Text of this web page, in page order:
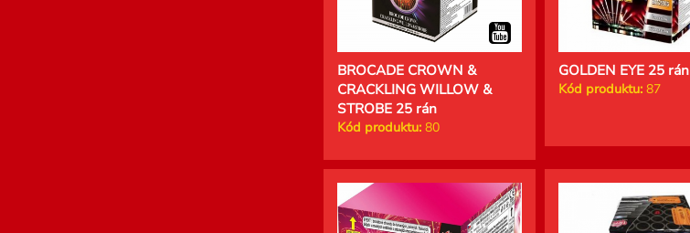
BROCADE CROWN &
CRACKLING WILLOW &
STROBE 25 rán
Kód produktu:80
GOLDEN EYE 25 rán
Kód produktu: 87